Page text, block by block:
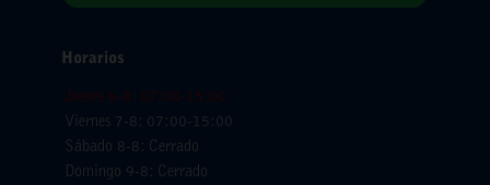
Horarios
Jueves 6-8: 07:00-15:00
Viernes 7-8: 07:00-15:00
Sábado 8-8: Cerrado
Domingo 9-8: Cerrado